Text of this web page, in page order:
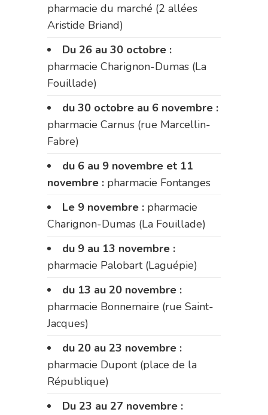
pharmacie du marché (2 allées
Aristide Briand)
Du 26 au 30 octobre :
pharmacie Charignon-Dumas (La
Fouillade)
du 30 octobre au 6 novembre :
pharmacie Carnus (rue Marcellin-
Fabre)
du 6 au 9 novembre et 11
novembre : pharmacie Fontanges
Le 9 novembre : pharmacie
Charignon-Dumas (La Fouillade)
du 9 au 13 novembre :
pharmacie Palobart (Laguépie)
du 13 au 20 novembre :
pharmacie Bonnemaire (rue Saint-
Jacques)
du 20 au 23 novembre :
pharmacie Dupont (place de la
République)
Du 23 au 27 novembre :